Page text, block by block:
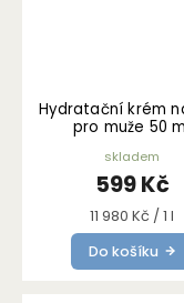
Hydratační krém
pro muže 50
skladem
599 Kč
Měrná
cena:
11 980 Kč / 1 l
Do košíku